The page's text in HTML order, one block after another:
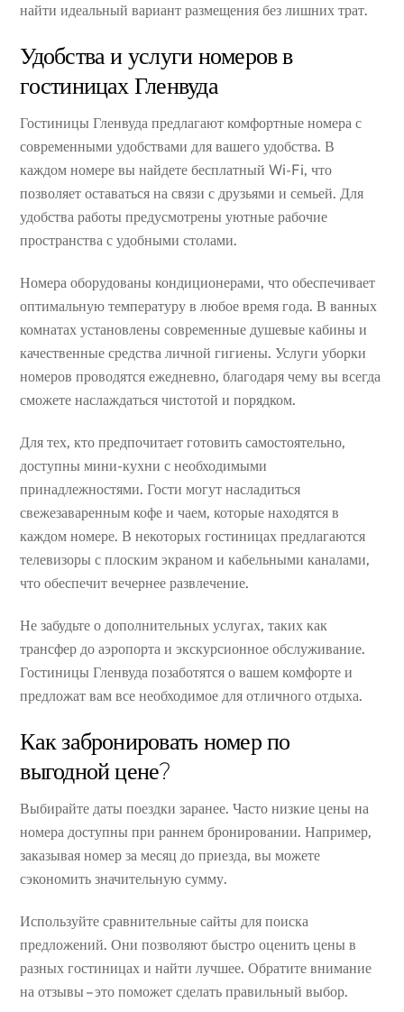
найти идеальный вариант размещения без лишних трат.
Удобства и услуги номеров в
гостиницах Гленвуда
Гостиницы Гленвуда предлагают комфортные номера с
современными удобствами для вашего удобства. В
каждом номере вы найдете бесплатный Wi-Fi, что
позволяет оставаться на связи с друзьями и семьей. Для
удобства работы предусмотрены уютные рабочие
пространства с удобными столами.
Номера оборудованы кондиционерами, что обеспечивает
оптимальную температуру в любое время года. В ванных
комнатах установлены современные душевые кабины и
качественные средства личной гигиены. Услуги уборки
номеров проводятся ежедневно, благодаря чему вы всегда
сможете наслаждаться чистотой и порядком.
Для тех, кто предпочитает готовить самостоятельно,
доступны мини-кухни с необходимыми
принадлежностями. Гости могут насладиться
свежезаваренным кофе и чаем, которые находятся в
каждом номере. В некоторых гостиницах предлагаются
телевизоры с плоским экраном и кабельными каналами,
что обеспечит вечернее развлечение.
Не забудьте о дополнительных услугах, таких как
трансфер до аэропорта и экскурсионное обслуживание.
Гостиницы Гленвуда позаботятся о вашем комфорте и
предложат вам все необходимое для отличного отдыха.
Как забронировать номер по
выгодной цене?
Выбирайте даты поездки заранее. Часто низкие цены на
номера доступны при раннем бронировании. Например,
заказывая номер за месяц до приезда, вы можете
сэкономить значительную сумму.
Используйте сравнительные сайты для поиска
предложений. Они позволяют быстро оценить цены в
разных гостиницах и найти лучшее. Обратите внимание
на отзывы – это поможет сделать правильный выбор.